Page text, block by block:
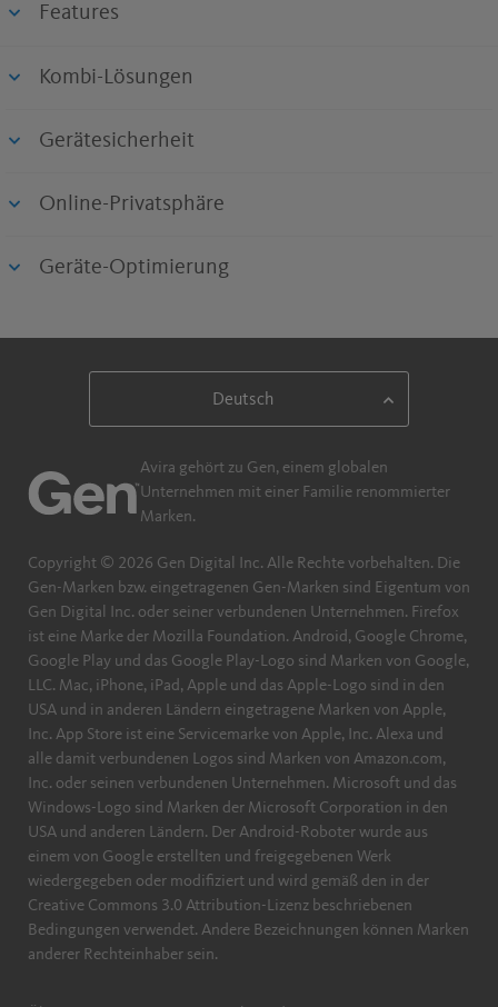
Features
Kombi-Lösungen
Gerätesicherheit
Online-Privatsphäre
Geräte-Optimierung
Avira gehört zu Gen, einem globalen
Unternehmen mit einer Familie renommierter
Marken.
Copyright © 2026 Gen Digital Inc. Alle Rechte vorbehalten. Die
Gen-Marken bzw. eingetragenen Gen-Marken sind Eigentum von
Gen Digital Inc. oder seiner verbundenen Unternehmen. Firefox
ist eine Marke der Mozilla Foundation. Android, Google Chrome,
Google Play und das Google Play-Logo sind Marken von Google,
LLC. Mac, iPhone, iPad, Apple und das Apple-Logo sind in den
USA und in anderen Ländern eingetragene Marken von Apple,
Inc. App Store ist eine Servicemarke von Apple, Inc. Alexa und
alle damit verbundenen Logos sind Marken von Amazon.com,
Inc. oder seinen verbundenen Unternehmen. Microsoft und das
Windows-Logo sind Marken der Microsoft Corporation in den
USA und anderen Ländern. Der Android-Roboter wurde aus
einem von Google erstellten und freigegebenen Werk
wiedergegeben oder modifiziert und wird gemäß den in der
Creative Commons 3.0 Attribution-Lizenz beschriebenen
Bedingungen verwendet. Andere Bezeichnungen können Marken
anderer Rechteinhaber sein.